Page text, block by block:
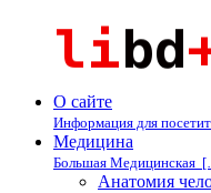
О сайте
Информация для
Медицина
Большая Медицинская
Анатомия